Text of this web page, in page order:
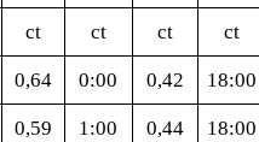
ct ct ct ct
0,64 0:00 0,42 18:00
0,59 1:00 0,44 18:00